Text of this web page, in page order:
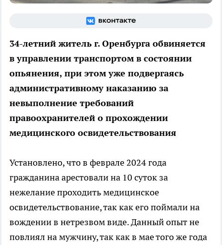
34-летний житель г. Оренбурга обвиняется
в управлении транспортом в состоянии
опьянения, при этом уже подвергаясь
административному наказанию за
невыполнение требований
правоохранителей о прохождении
медицинского освидетельствования
Установлено, что в феврале 2024 года
гражданина арестовали на 10 суток за
нежелание проходить медицинское
освидетельствование, так как его поймали на
вождении в нетрезвом виде. Данный опыт не
повлиял на мужчину, так как в мае того же года